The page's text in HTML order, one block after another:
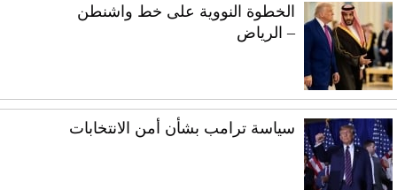
الخطوة النووية على خط واشنطن
– الرياض
سياسة ترامب بشأن أمن الانتخابات